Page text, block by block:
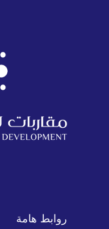
روابط هامة